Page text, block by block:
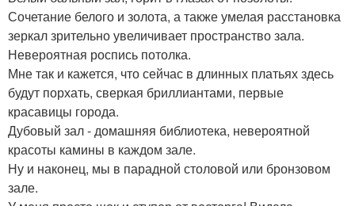
Сочетание белого и золота, а также умелая расстановка
зеркал зрительно увеличивает пространство зала.
Невероятная роспись потолка.
Мне так и кажется, что сейчас в длинных платьях здесь
будут порхать, сверкая бриллиантами, первые
красавицы города.
Дубовый зал - домашняя библиотека, невероятной
красоты камины в каждом зале.
Ну и наконец, мы в парадной столовой или бронзовом
зале.